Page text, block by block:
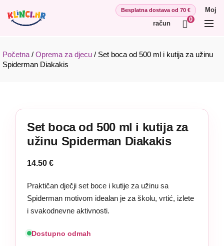
Moj
račun
0
Početna / Oprema za djecu / Set boca od 500 ml i kutija za užinu
Spiderman Diakakis
Set boca od 500 ml i kutija za
užinu Spiderman Diakakis
14.50 €
Praktičan dječji set boce i kutije za užinu sa
Spiderman motivom idealan je za školu, vrtić, izlete
i svakodnevne aktivnosti.
Dostupno odmah